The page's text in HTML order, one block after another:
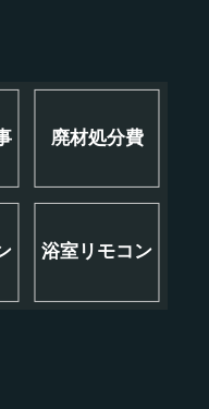
廃材処分費
浴室リモコン